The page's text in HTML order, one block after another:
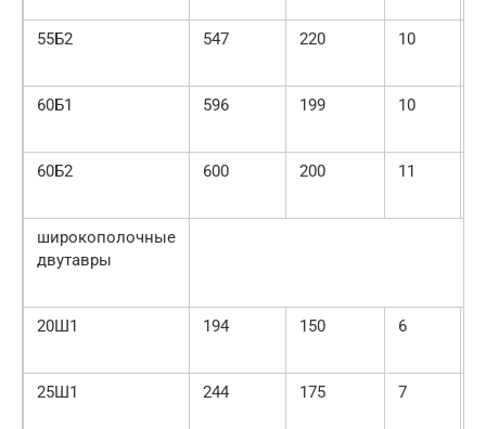
55Б2 547 220 10
60Б1 596 199 10
60Б2 600 200 11
широкополочные
двутавры
20Ш1 194 150 6
25Ш1 244 175 7